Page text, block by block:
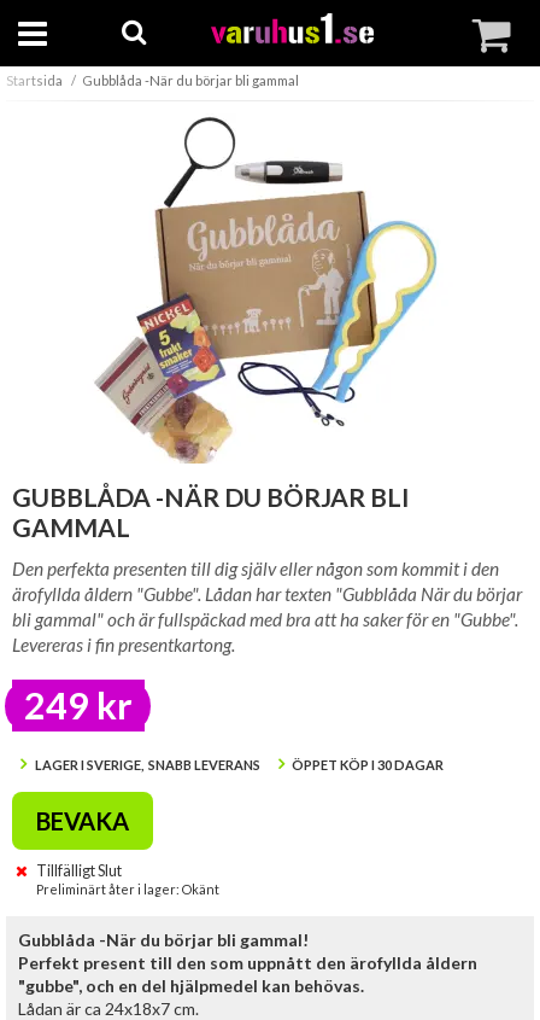
Startsida Gubblåda -När du börjar bli gammal
GUBBLÅDA -NÄR DU BÖRJAR BLI
GAMMAL
Den perfekta presenten till dig själv eller någon som kommit i den
ärofyllda åldern "Gubbe". Lådan har texten "Gubblåda När du börjar
bli gammal" och är fullspäckad med bra att ha saker för en "Gubbe".
Levereras i fin presentkartong.
249 kr
LAGER I SVERIGE, SNABB LEVERANS ÖPPET KÖP I 30 DAGAR
BEVAKA
Tillfälligt Slut
Preliminärt åter i lager: Okänt
Gubblåda -När du börjar bli gammal!
Perfekt present till den som uppnått den ärofyllda åldern
"gubbe", och en del hjälpmedel kan behövas.
Lådan är ca 24x18x7 cm.